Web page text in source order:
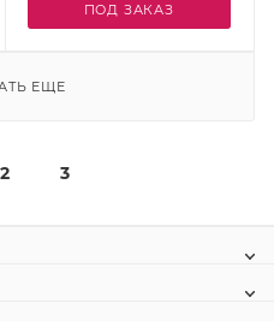
ПОД ЗАКАЗ
ЕЩЕ
2 3